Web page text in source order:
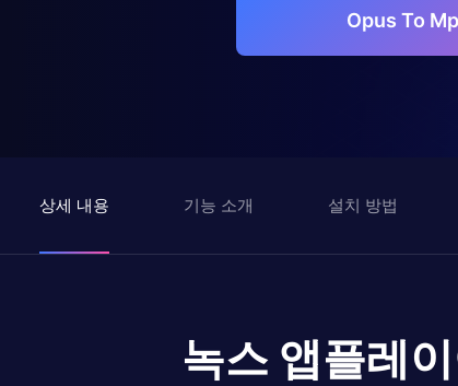
Opus To
상세 내용 기능 소개 설치 방법
녹스 앱플레